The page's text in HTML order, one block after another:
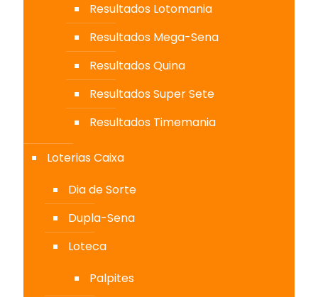
Resultados Lotomania
Resultados Mega-Sena
Resultados Quina
Resultados Super Sete
Resultados Timemania
Loterias Caixa
Dia de Sorte
Dupla-Sena
Loteca
Palpites